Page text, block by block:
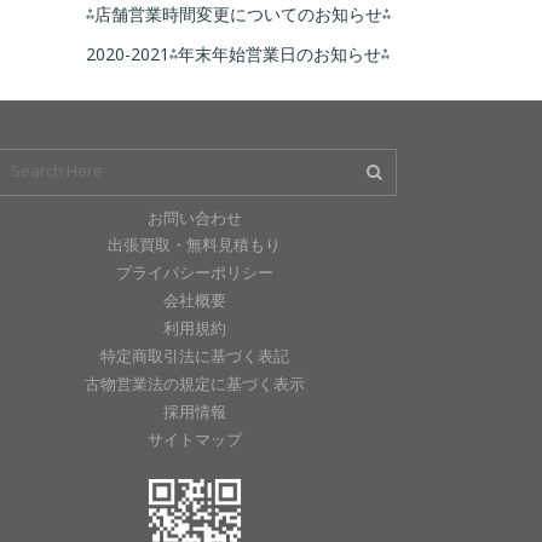
⁂店舗営業時間変更についてのお知らせ⁂
2020-2021⁂年末年始営業日のお知らせ⁂
お問い合わせ
出張買取・無料見積もり
プライバシーポリシー
会社概要
利用規約
特定商取引法に基づく表記
古物営業法の規定に基づく表示
採用情報
サイトマップ